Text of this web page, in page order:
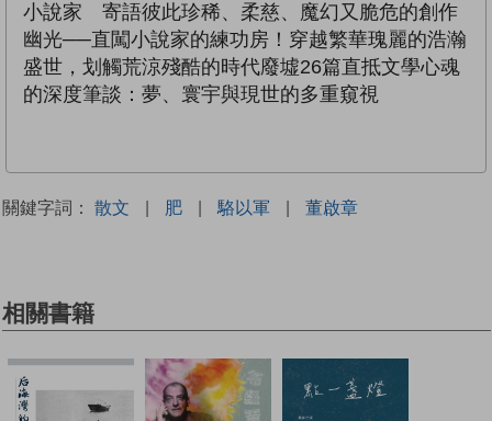
小說家 寄語彼此珍稀、柔慈、魔幻又脆危的創作
幽光──直闖小說家的練功房！穿越繁華瑰麗的浩瀚
盛世，划觸荒涼殘酷的時代廢墟26篇直抵文學心魂
的深度筆談：夢、寰宇與現世的多重窺視
關鍵字詞： 散文 | 肥 | 駱以軍 | 董啟章
相關書籍